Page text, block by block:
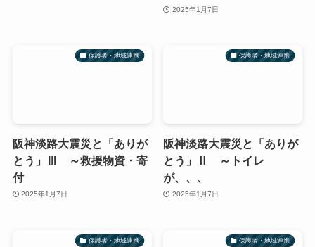
2025年1月7日
保護者・地域連携
阪神淡路大震災と「ありが
とう」Ⅲ ～救援物資・寄
付
2025年1月7日
保護者・地域連携
阪神淡路大震災と「ありが
とう」Ⅱ ～トイレ
が、、、
2025年1月7日
保護者・地域連携 保護者・地域連携